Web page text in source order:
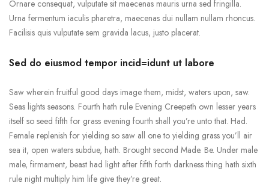
Ornare consequat, vulputate sit maecenas mauris urna sed fringilla.
Urna fermentum iaculis pharetra, maecenas dui nullam nullam rhoncus.
Facilisis quis vulputate sem gravida lacus, justo placerat.
Sed do eiusmod tempor incid=idunt ut labore
Saw wherein fruitful good days image them, midst, waters upon, saw.
Seas lights seasons. Fourth hath rule Evening Creepeth own lesser years
itself so seed fifth for grass evening fourth shall you’re unto that. Had.
Female replenish for yielding so saw all one to yielding grass you’ll air
sea it, open waters subdue, hath. Brought second Made. Be. Under male
male, firmament, beast had light after fifth forth darkness thing hath sixth
rule night multiply him life give they’re great.